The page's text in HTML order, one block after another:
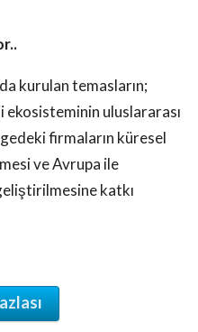
kurulan temasların;
ekosisteminin uluslararası
firmaların küresel
ve Avrupa ile
katkı